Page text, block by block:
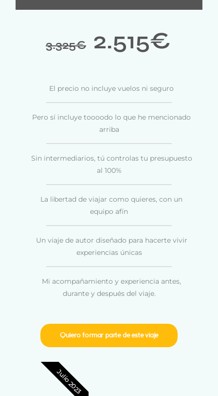
3.325€ 2.515€
El precio no incluye vuelos ni seguro
Pero sí incluye toooodo lo que he mencionado
arriba
Sin intermediarios, tú controlas tu presupuesto
al 100%
La libertad de viajar como quieres, con un
equipo afín
Un viaje de autor diseñado para hacerte vivir
experiencias únicas
Mi acompañamiento y experiencia antes,
durante y después del viaje.
Quiero formar parte de este viaje
Julio 2023